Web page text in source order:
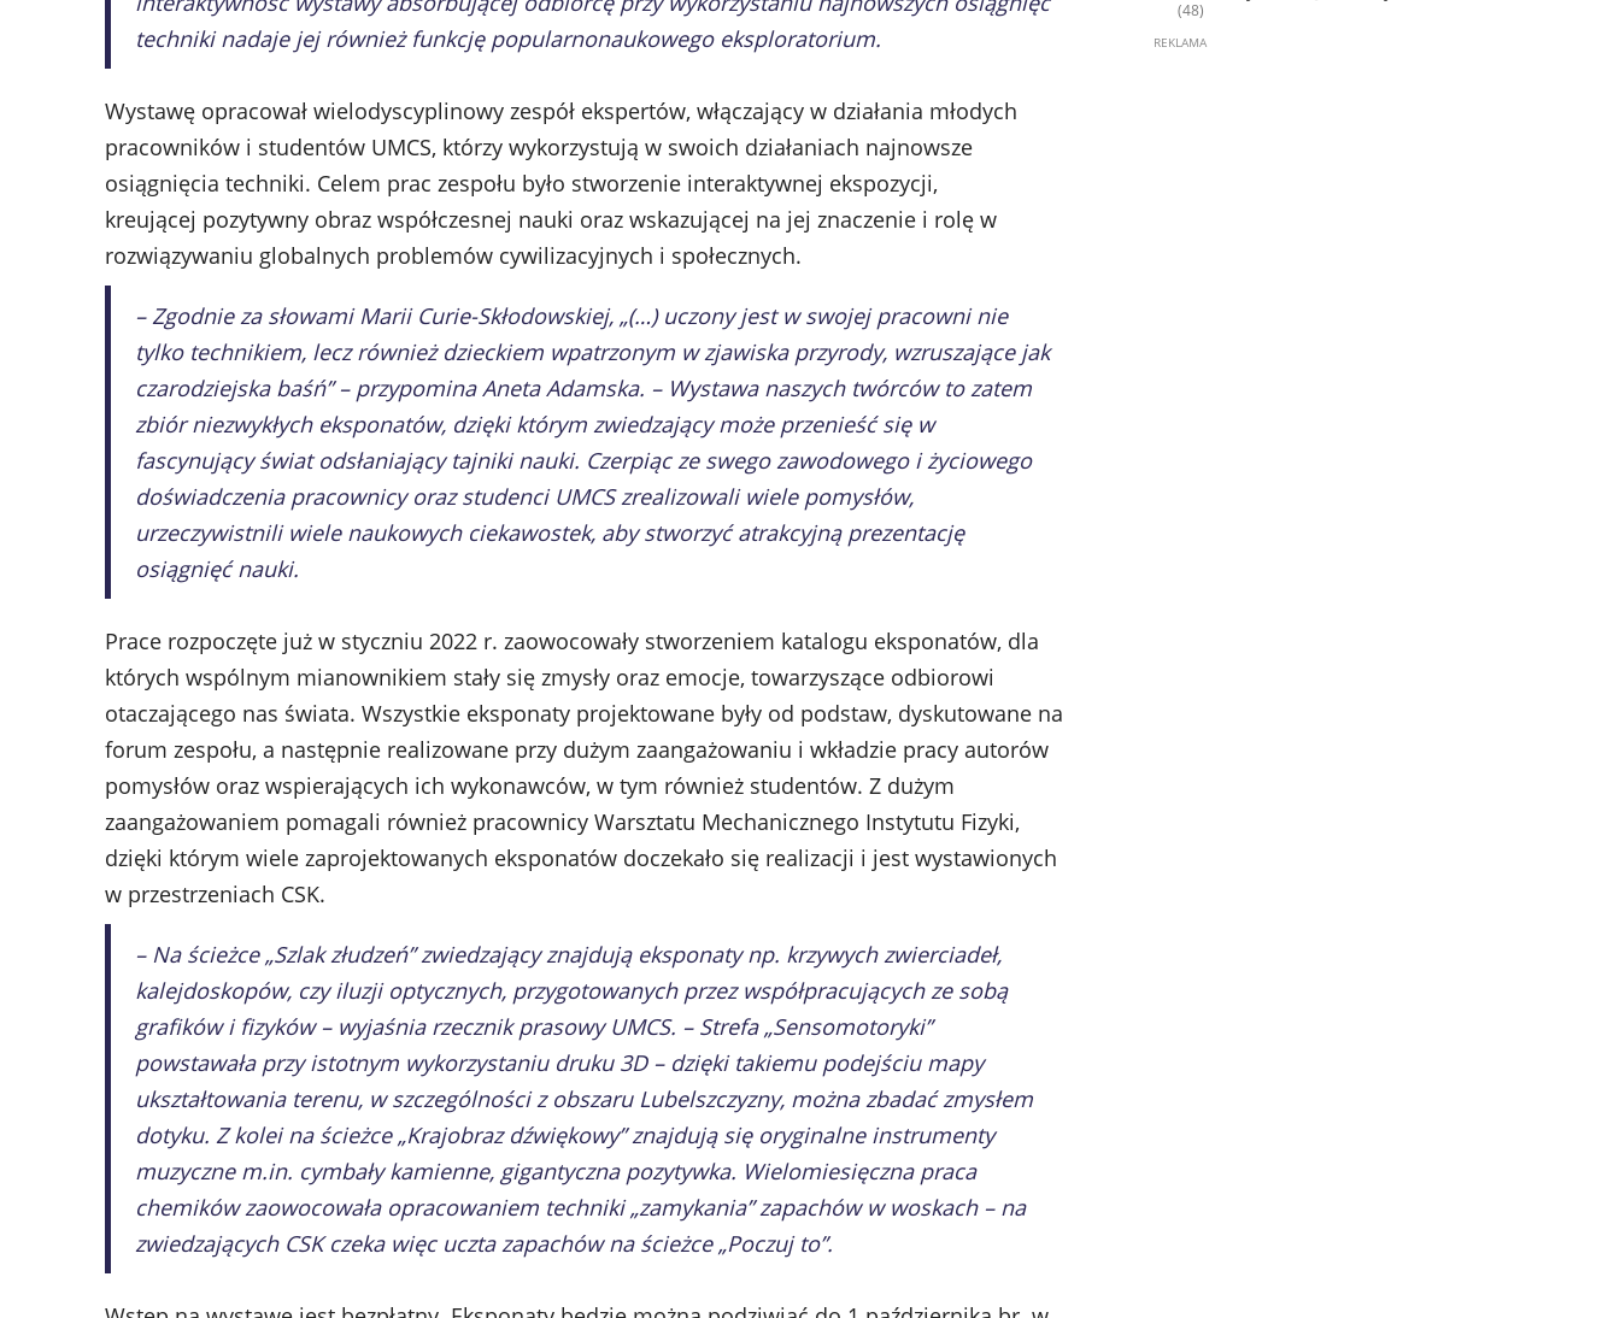
techniki nadaje jej również funkcję popularnonaukowego eksploratorium.
Wystawę opracował wielodyscyplinowy zespół ekspertów, włączający w działania młodych
pracowników i studentów UMCS, którzy wykorzystują w swoich działaniach najnowsze
osiągnięcia techniki. Celem prac zespołu było stworzenie interaktywnej ekspozycji,
kreującej pozytywny obraz współczesnej nauki oraz wskazującej na jej znaczenie i rolę w
rozwiązywaniu globalnych problemów cywilizacyjnych i społecznych.
– Zgodnie za słowami Marii Curie-Skłodowskiej, „(…) uczony jest w swojej pracowni nie
tylko technikiem, lecz również dzieckiem wpatrzonym w zjawiska przyrody, wzruszające jak
czarodziejska baśń” – przypomina Aneta Adamska. – Wystawa naszych twórców to zatem
zbiór niezwykłych eksponatów, dzięki którym zwiedzający może przenieść się w
fascynujący świat odsłaniający tajniki nauki. Czerpiąc ze swego zawodowego i życiowego
doświadczenia pracownicy oraz studenci UMCS zrealizowali wiele pomysłów,
urzeczywistnili wiele naukowych ciekawostek, aby stworzyć atrakcyjną prezentację
osiągnięć nauki.
Prace rozpoczęte już w styczniu 2022 r. zaowocowały stworzeniem katalogu eksponatów, dla
których wspólnym mianownikiem stały się zmysły oraz emocje, towarzyszące odbiorowi
otaczającego nas świata. Wszystkie eksponaty projektowane były od podstaw, dyskutowane na
forum zespołu, a następnie realizowane przy dużym zaangażowaniu i wkładzie pracy autorów
pomysłów oraz wspierających ich wykonawców, w tym również studentów. Z dużym
zaangażowaniem pomagali również pracownicy Warsztatu Mechanicznego Instytutu Fizyki,
dzięki którym wiele zaprojektowanych eksponatów doczekało się realizacji i jest wystawionych
w przestrzeniach CSK.
– Na ścieżce „Szlak złudzeń” zwiedzający znajdują eksponaty np. krzywych zwierciadeł,
kalejdoskopów, czy iluzji optycznych, przygotowanych przez współpracujących ze sobą
grafików i fizyków – wyjaśnia rzecznik prasowy UMCS. – Strefa „Sensomotoryki”
powstawała przy istotnym wykorzystaniu druku 3D – dzięki takiemu podejściu mapy
ukształtowania terenu, w szczególności z obszaru Lubelszczyzny, można zbadać zmysłem
dotyku. Z kolei na ścieżce „Krajobraz dźwiękowy” znajdują się oryginalne instrumenty
muzyczne m.in. cymbały kamienne, gigantyczna pozytywka. Wielomiesięczna praca
chemików zaowocowała opracowaniem techniki „zamykania” zapachów w woskach – na
zwiedzających CSK czeka więc uczta zapachów na ścieżce „Poczuj to”.
(48)